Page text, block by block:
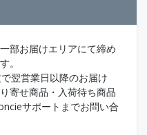
部お届けエリアにて締め
。
翌営業日以降のお届け
寄せ商品・入荷待ち商品
サポートまでお問い合